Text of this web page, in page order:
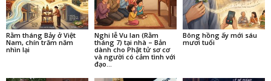
Rằm tháng Bảy ở Việt
Nam, chín trăm năm
nhìn lại
Nghi lễ Vu lan (Rằm
tháng 7) tại nhà – Bản
dành cho Phật tử sơ cơ
và người có cảm tình với
đạo...
Bông hồng ấy mới sáu
mươi tuổi